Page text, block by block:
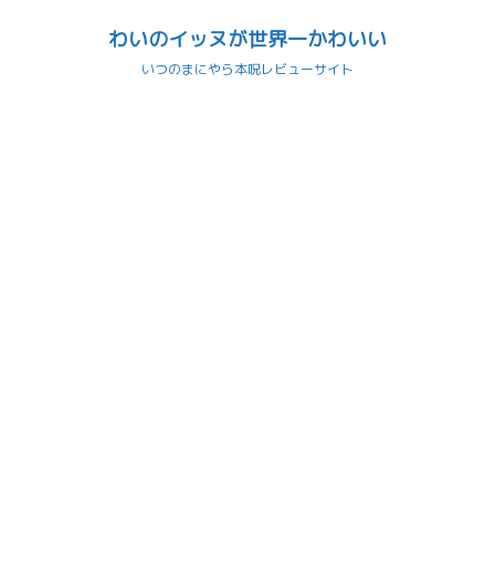
わいのイッヌが世界一かわいい
いつのまにやら本呪レビューサイト